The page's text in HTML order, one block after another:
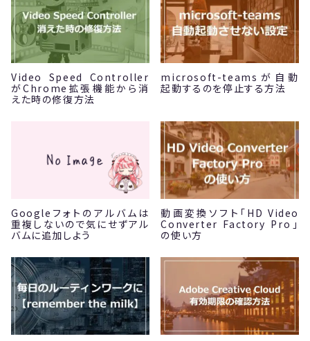
Video Speed Controller
がChrome拡張機能から消
えた時の修復方法
microsoft-teamsが自動
起動するのを停止する方法
Googleフォトのアルバムは
重複しないので気にせずアル
バムに追加しよう
動画変換ソフト「HD Video
Converter Factory Pro」
の使い方